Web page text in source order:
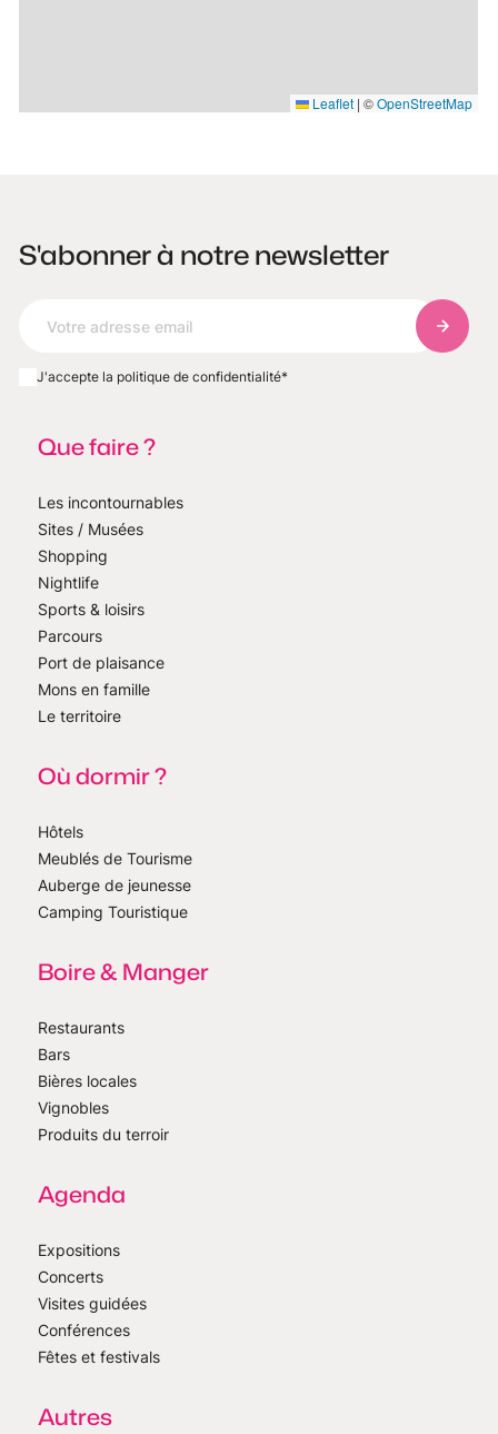
Leaflet | ©OpenStreetMap
S'abonner à notre newsletter
J'accepte la politique de confidentialité*
Que faire ?
Les incontournables
Sites / Musées
Shopping
Nightlife
Sports & loisirs
Parcours
Port de plaisance
Mons en famille
Le territoire
Où dormir ?
Hôtels
Meublés de Tourisme
Auberge de jeunesse
Camping Touristique
Boire & Manger
Restaurants
Bars
Bières locales
Vignobles
Produits du terroir
Agenda
Expositions
Concerts
Visites guidées
Conférences
Fêtes et festivals
Autres